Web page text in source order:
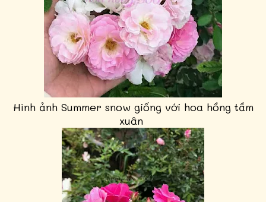
Hình ảnh Summer snow giống với hoa hồng tầm
xuân